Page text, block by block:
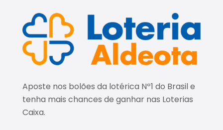
Aposte nos bolões da lotérica Nº1 do Brasil e
tenha mais chances de ganhar nas Loterias
Caixa.